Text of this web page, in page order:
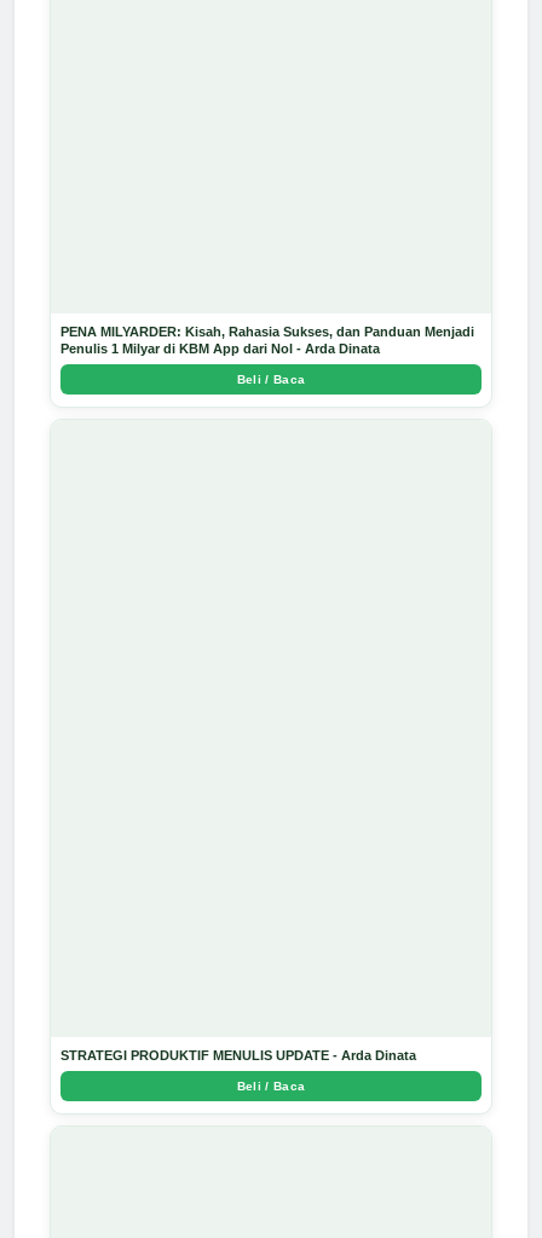
PENA MILYARDER: Kisah, Rahasia Sukses, dan Panduan Menjadi
Penulis 1 Milyar di KBM App dari Nol - Arda Dinata
Beli / Baca
STRATEGI PRODUKTIF MENULIS UPDATE - Arda Dinata
Beli / Baca